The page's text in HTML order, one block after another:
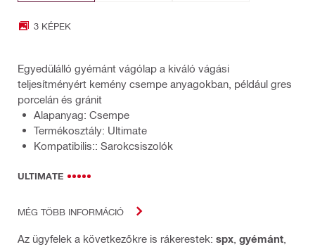
3 KÉPEK
Egyedülálló gyémánt vágólap a kiváló vágási
teljesítményért kemény csempe anyagokban, például gres
porcelán és gránit
Alapanyag: Csempe
Termékosztály: Ultimate
Kompatibilis:: Sarokcsiszolók
ULTIMATE
MÉG TÖBB INFORMÁCIÓ
Az ügyfelek a következőkre is rákerestek: spx gyémánt